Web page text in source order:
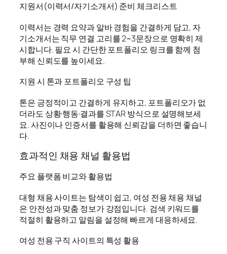
지원서(이력서/자기소개서) 준비 체크리스트
이력서는 경력 요약과 알바 경험을 간결하게 담고, 자
기소개서는 직무 연결 고리를 2~3문장으로 명확히 제
시합니다. 필요 시 간단한 포트폴리오 링크를 함께 첨
부해 신뢰도를 높이세요.
지원 시 톤과 포트폴리오 구성 팁
톤은 긍정적이고 간결하게 유지하고, 포트폴리오가 없
더라도 상황·행동·결과를 STAR 방식으로 설명해보세
요. 사진이나 인증서를 활용해 신뢰감을 더하면 좋습니
다.
효과적인 채용 채널 활용법
주요 플랫폼 비교와 활용법
대형 채용 사이트는 탐색이 쉽고, 여성 전용 채용 채널
은 안전성과 맞춤 정보가 강점입니다. 검색 키워드를
적절히 활용하고 알림을 설정해 빠르게 대응하세요.
여성 전용 구직 사이트의 특성 활용